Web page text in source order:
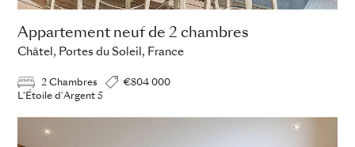
Appartement neuf de 2 chambres
Châtel, Portes du Soleil, France
2 Chambres
€804 000
L'Étoile d'Argent 5